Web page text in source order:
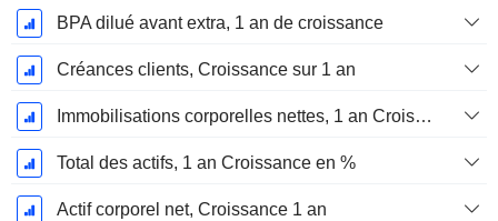
BPA dilué avant extra, 1 an de croissance
Créances clients, Croissance sur 1 an
Immobilisations corporelles nettes, 1 an Croissance
Total des actifs, 1 an Croissance en %
Actif corporel net, Croissance 1 an